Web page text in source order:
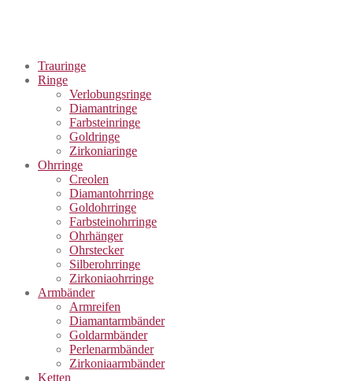
Trauringe
Ringe
Verlobungsringe
Diamantringe
Farbsteinringe
Goldringe
Zirkoniaringe
Ohrringe
Creolen
Diamantohrringe
Goldohrringe
Farbsteinohrringe
Ohrhänger
Ohrstecker
Silberohrringe
Zirkoniaohrringe
Armbänder
Armreifen
Diamantarmbänder
Goldarmbänder
Perlenarmbänder
Zirkoniaarmbänder
Ketten